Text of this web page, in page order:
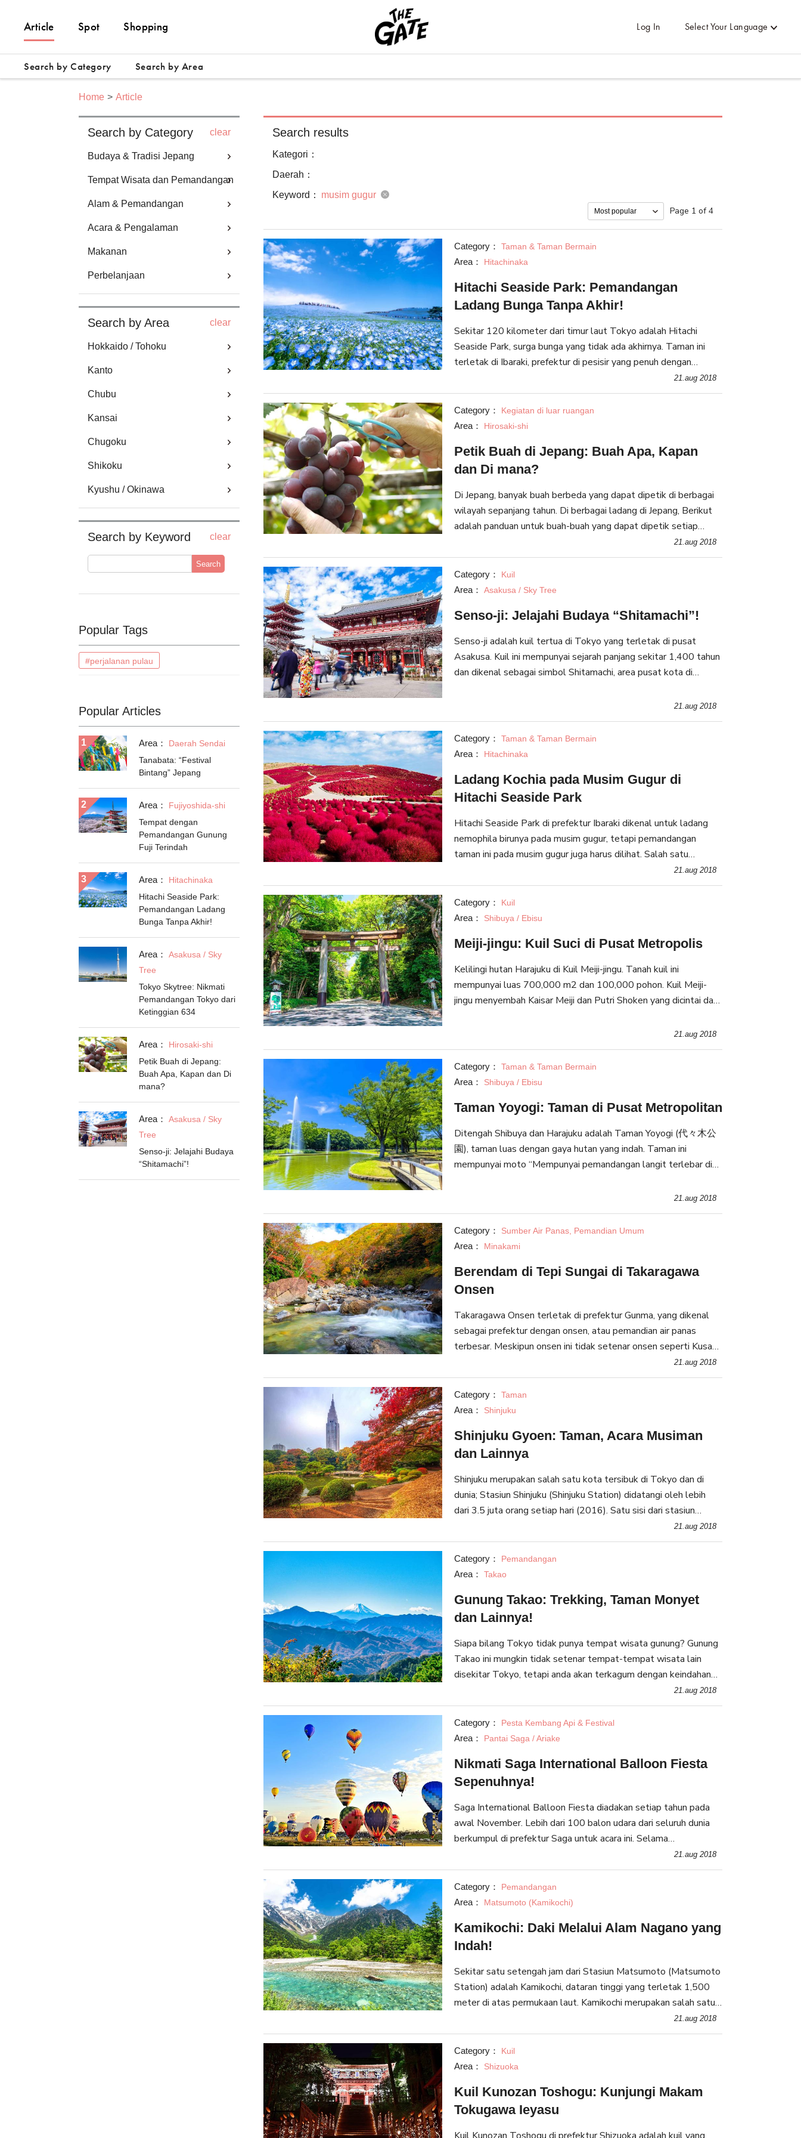
Article Spot Shopping Log In Select Your Language
Search by Category Search by Area
Home Article
Search by Category clear
Budaya & Tradisi Jepang
Tempat Wisata dan Pemandangan
Alam & Pemandangan
Acara & Pengalaman
Makanan
Perbelanjaan
Search by Area clear
Hokkaido / Tohoku
Kanto
Chubu
Kansai
Chugoku
Shikoku
Kyushu / Okinawa
Search by Keyword clear
Search
Popular Tags
#perjalanan pulau
Popular Articles
Area：
Daerah Sendai
Tanabata: “Festival
Bintang” Jepang
Area：
Fujiyoshida-shi
Tempat dengan
Pemandangan Gunung
Fuji Terindah
Area：
Hitachinaka
Hitachi Seaside Park:
Pemandangan Ladang
Bunga Tanpa Akhir!
Area：
Asakusa / Sky
Tree
Tokyo Skytree: Nikmati
Pemandangan Tokyo dari
Ketinggian 634
Area：
Hirosaki-shi
Petik Buah di Jepang:
Buah Apa, Kapan dan Di
mana?
Area：
Asakusa / Sky
Tree
Senso-ji: Jelajahi Budaya
“Shitamachi”!
Search results
Kategori：
Daerah：
Keyword：
musim gugur
Page 1 of 4
Category： Taman & Taman Bermain
Area： Hitachinaka
Hitachi Seaside Park: Pemandangan
Ladang Bunga Tanpa Akhir!
Sekitar 120 kilometer dari timur laut Tokyo adalah Hitachi
Seaside Park, surga bunga yang tidak ada akhirnya. Taman ini
terletak di Ibaraki, prefektur di pesisir yang penuh dengan
pemandangan alam yang tidak dapat dilihat di kota metropolis
di seki
21.aug 2018
Category： Kegiatan di luar ruangan
Area： Hirosaki-shi
Petik Buah di Jepang: Buah Apa, Kapan
dan Di mana?
Di Jepang, banyak buah berbeda yang dapat dipetik di berbagai
wilayah sepanjang tahun. Di berbagai ladang di Jepang, Berikut
adalah panduan untuk buah-buah yang dapat dipetik setiap
21.aug 2018
Category： Kuil
Area： Asakusa / Sky Tree
Senso-ji: Jelajahi Budaya “Shitamachi”!
Senso-ji adalah kuil tertua di Tokyo yang terletak di pusat
Asakusa. Kuil ini mempunyai sejarah panjang sekitar 1,400 tahun
dan dikenal sebagai simbol Shitamachi, area pusat kota di
21.aug 2018
Category： Taman & Taman Bermain
Area： Hitachinaka
Ladang Kochia pada Musim Gugur di
Hitachi Seaside Park
Hitachi Seaside Park di prefektur Ibaraki dikenal untuk ladang
nemophila birunya pada musim gugur, tetapi pemandangan
taman ini pada musim gugur juga harus dilihat. Salah satu
pemandangan terindah di Hitachi Seaside Park pada musim
gugur adalah t
21.aug 2018
Category： Kuil
Area： Shibuya / Ebisu
Meiji-jingu: Kuil Suci di Pusat Metropolis
Kelilingi hutan Harajuku di Kuil Meiji-jingu. Tanah kuil ini
mempunyai luas 700,000 m2 dan 100,000 pohon. Kuil Meiji-
jingu menyembah Kaisar Meiji dan Putri Shoken yang dicintai dan
21.aug 2018
Category： Taman & Taman Bermain
Area： Shibuya / Ebisu
Taman Yoyogi: Taman di Pusat Metropolitan
Ditengah Shibuya dan Harajuku adalah Taman Yoyogi (代々木公
園), taman luas dengan gaya hutan yang indah. Taman ini
mempunyai moto “Mempunyai pemandangan langit terlebar di
21.aug 2018
Category： Sumber Air Panas, Pemandian Umum
Area： Minakami
Berendam di Tepi Sungai di Takaragawa
Onsen
Takaragawa Onsen terletak di prefektur Gunma, yang dikenal
sebagai prefektur dengan onsen, atau pemandian air panas
terbesar. Meskipun onsen ini tidak setenar onsen seperti Kusatu
atau Ikaho, onsen ini mulai menarik perhatian dalam beberapa
tahun t
21.aug 2018
Category： Taman
Area： Shinjuku
Shinjuku Gyoen: Taman, Acara Musiman
dan Lainnya
Shinjuku merupakan salah satu kota tersibuk di Tokyo dan di
dunia; Stasiun Shinjuku (Shinjuku Station) didatangi oleh lebih
dari 3.5 juta orang setiap hari (2016). Satu sisi dari stasiun
Shinjuku menunjukkan kota yang dipenuhi dengan pencakar langi
21.aug 2018
Category： Pemandangan
Area： Takao
Gunung Takao: Trekking, Taman Monyet
dan Lainnya!
Siapa bilang Tokyo tidak punya tempat wisata gunung? Gunung
Takao ini mungkin tidak setenar tempat-tempat wisata lain
disekitar Tokyo, tetapi anda akan terkagum dengan keindahan
alam di Tokyo. Gunung Takao adalah salah satu gunung yang
terkenal di
21.aug 2018
Category： Pesta Kembang Api & Festival
Area： Pantai Saga / Ariake
Nikmati Saga International Balloon Fiesta
Sepenuhnya!
Saga International Balloon Fiesta diadakan setiap tahun pada
awal November. Lebih dari 100 balon udara dari seluruh dunia
berkumpul di prefektur Saga untuk acara ini. Selama
memandangi langit yang dipenuhi dengan balon udara, Anda juga
dapat mencob
21.aug 2018
Category： Pemandangan
Area： Matsumoto (Kamikochi)
Kamikochi: Daki Melalui Alam Nagano yang
Indah!
Sekitar satu setengah jam dari Stasiun Matsumoto (Matsumoto
Station) adalah Kamikochi, dataran tinggi yang terletak 1,500
meter di atas permukaan laut. Kamikochi merupakan salah satu
pemandangan alam nasional terindah di Jepang. Lebih dari 1.5
peng
21.aug 2018
Category： Kuil
Area： Shizuoka
Kuil Kunozan Toshogu: Kunjungi Makam
Tokugawa Ieyasu